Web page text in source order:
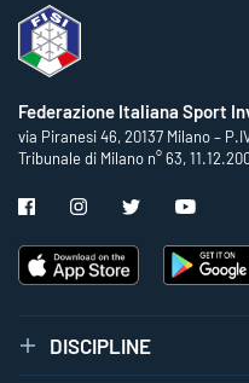
Federazione Italiana Sport
via Piranesi 46, 20137 Milano –
Tribunale di Milano n° 63,
DISCIPLINE